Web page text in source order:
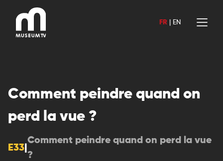
contenu
FR EN
Comment peindre quand on
perd la vue ?
E33
Comment peindre quand on perd la vue
?